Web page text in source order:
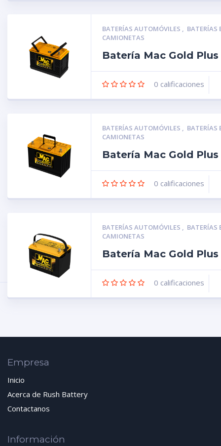
BATERÍAS AUTOMÓVILES , BATERÍAS
CAMIONETAS
Batería Mac Gold Plus
0 calificaciones
BATERÍAS AUTOMÓVILES , BATERÍAS
CAMIONETAS
Batería Mac Gold Plus
0 calificaciones
BATERÍAS AUTOMÓVILES , BATERÍAS
CAMIONETAS
Batería Mac Gold Plus
0 calificaciones
Empresa
Inicio
Acerca de Rush Battery
Contactanos
Información